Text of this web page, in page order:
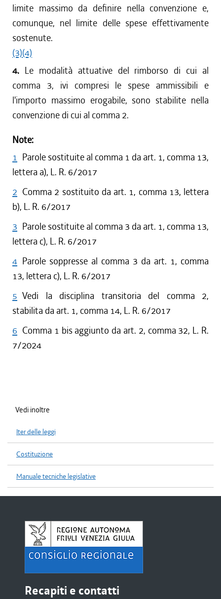
limite massimo da definire nella convenzione e,
comunque, nel limite delle spese effettivamente
sostenute.
(3)(4)
4. Le modalità attuative del rimborso di cui al
comma 3, ivi compresi le spese ammissibili e
l'importo massimo erogabile, sono stabilite nella
convenzione di cui al comma 2.
Note:
1 Parole sostituite al comma 1 da art. 1, comma 13,
lettera a), L. R. 6/2017
2 Comma 2 sostituito da art. 1, comma 13, lettera
b), L. R. 6/2017
3 Parole sostituite al comma 3 da art. 1, comma 13,
lettera c), L. R. 6/2017
4 Parole soppresse al comma 3 da art. 1, comma
13, lettera c), L. R. 6/2017
5 Vedi la disciplina transitoria del comma 2,
stabilita da art. 1, comma 14, L. R. 6/2017
6 Comma 1 bis aggiunto da art. 2, comma 32, L. R.
7/2024
Vedi inoltre
Iter delle leggi
Costituzione
Manuale tecniche legislative
Recapiti e contatti